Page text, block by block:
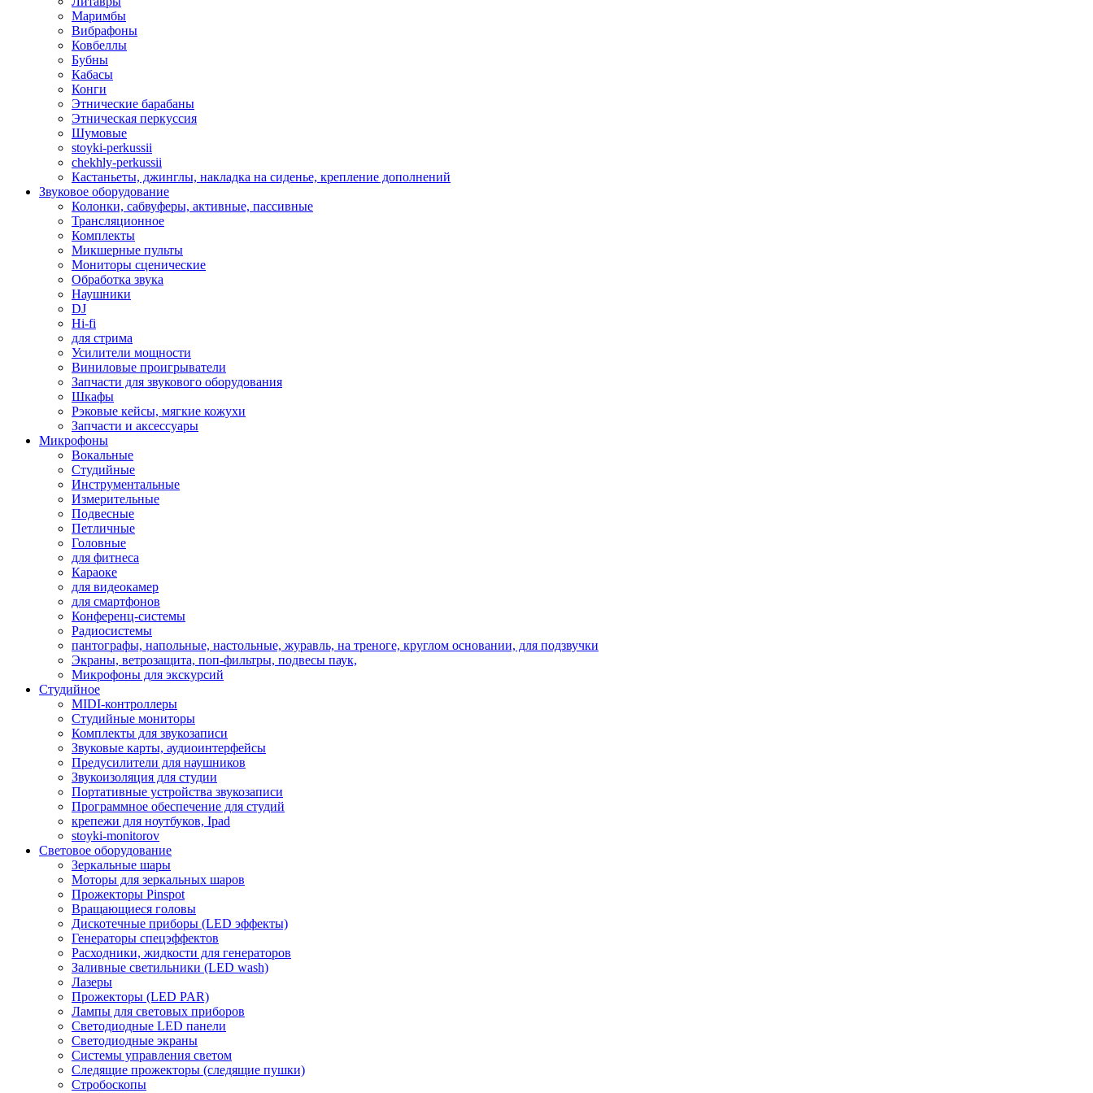
Маримбы
Вибрафоны
Ковбеллы
Бубны
Кабасы
Конги
Этнические барабаны
Этническая перкуссия
Шумовые
stoyki-perkussii
chekhly-perkussii
Кастаньеты, джинглы, накладка на сиденье, крепление дополнений
Звуковое оборудование
Колонки, сабвуферы, активные, пассивные
Трансляционное
Комплекты
Микшерные пульты
Мониторы сценические
Обработка звука
Наушники
DJ
Hi-fi
для стрима
Усилители мощности
Виниловые проигрыватели
Запчасти для звукового оборудования
Шкафы
Рэковые кейсы, мягкие кожухи
Запчасти и аксессуары
Микрофоны
Вокальные
Студийные
Инструментальные
Измерительные
Подвесные
Петличные
Головные
для фитнеса
Караоке
для видеокамер
для смартфонов
Конференц-системы
Радиосистемы
пантографы, напольные, настольные, журавль, на треноге, круглом основании, для подзвучки
Экраны, ветрозащита, поп-фильтры, подвесы паук,
Микрофоны для экскурсий
Студийное
MIDI-контроллеры
Студийные мониторы
Комплекты для звукозаписи
Звуковые карты, аудиоинтерфейсы
Предусилители для наушников
Звукоизоляция для студии
Портативные устройства звукозаписи
Программное обеспечение для студий
крепежи для ноутбуков, Ipad
stoyki-monitorov
Световое оборудование
Зеркальные шары
Моторы для зеркальных шаров
Прожекторы Pinspot
Вращающиеся головы
Дискотечные приборы (LED эффекты)
Генераторы спецэффектов
Расходники, жидкости для генераторов
Заливные светильники (LED wash)
Лазеры
Прожекторы (LED PAR)
Лампы для световых приборов
Светодиодные LED панели
Светодиодные экраны
Системы управления светом
Следящие прожекторы (следящие пушки)
Стробоскопы